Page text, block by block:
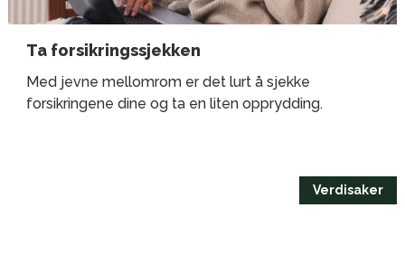
Ta forsikringssjekken
Med jevne mellomrom er det lurt å sjekke
forsikringene dine og ta en liten opprydding.
Verdisaker